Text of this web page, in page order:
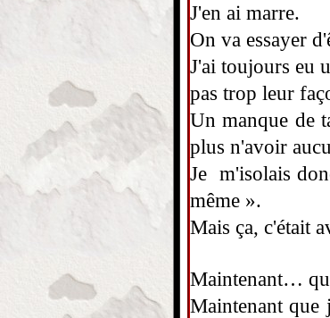
J'en ai marre.
On va essayer
J'ai toujours eu
pas trop leur
Un manque de
plus n'avoir
Je m'isolais
même ».
Mais ça, c'était
Maintenant…
Maintenant que